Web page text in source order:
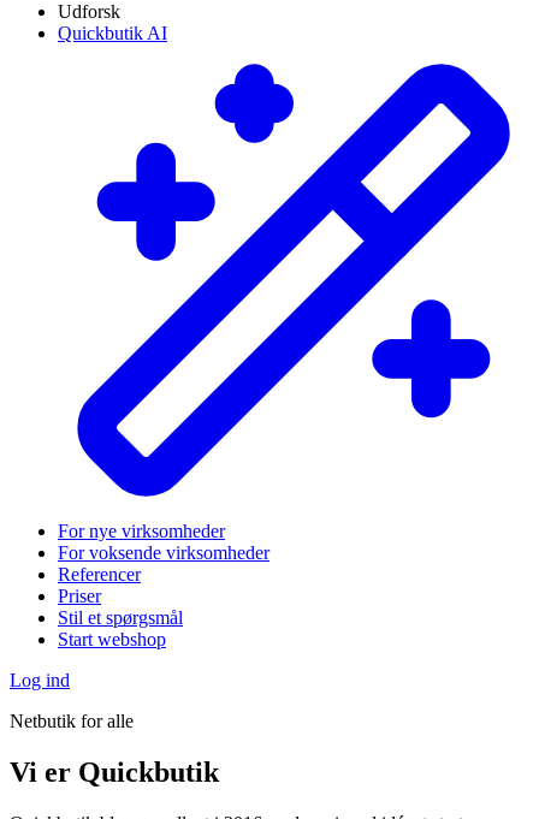
Udforsk
Quickbutik AI
For nye virksomheder
For voksende virksomheder
Referencer
Priser
Stil et spørgsmål
Start webshop
Log ind
Netbutik for alle
Vi er Quickbutik